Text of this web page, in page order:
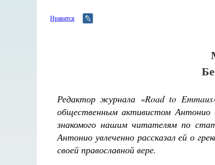
Нравится
Редактор журнала «Road to
общественным активистом Антонио
знакомого нашим читателям по
Антонио увлеченно рассказал ей о
своей православной вере.